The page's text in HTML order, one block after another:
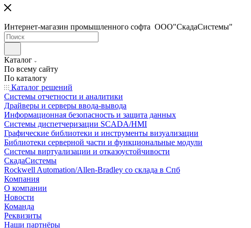
Интернет-магазин промышленного софта ООО"СкадаСистемы"
Каталог
По всему сайту
По каталогу
Каталог решений
Системы отчетности и аналитики
Драйверы и серверы ввода-вывода
Информационная безопасность и защита данных
Системы диспетчеризации SCADA/HMI
Графические библиотеки и инструменты визуализации
Библиотеки серверной части и функциональные модули
Системы виртуализации и отказоустойчивости
СкадаСистемы
Rockwell Automation/Allen-Bradley со склада в Спб
Компания
О компании
Новости
Команда
Реквизиты
Наши партнёры